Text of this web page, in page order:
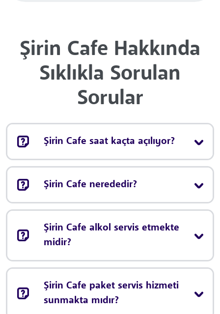
Şirin Cafe Hakkında
Sıklıkla Sorulan
Sorular
Şirin Cafe saat kaçta açılıyor?
Şirin Cafe nerededir?
Şirin Cafe alkol servis etmekte
midir?
Şirin Cafe paket servis hizmeti
sunmakta mıdır?